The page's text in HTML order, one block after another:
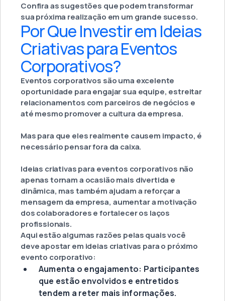
Confira as sugestões que podem transformar
sua próxima realização em um grande sucesso.
Por Que Investir em Ideias
Criativas para Eventos
Corporativos?
Eventos corporativos são uma excelente
oportunidade para engajar sua equipe, estreitar
relacionamentos com parceiros de negócios e
até mesmo promover a cultura da empresa.
Mas para que eles realmente causem impacto, é
necessário pensar fora da caixa.
Ideias criativas para eventos corporativos não
apenas tornam a ocasião mais divertida e
dinâmica, mas também ajudam a reforçar a
mensagem da empresa, aumentar a motivação
dos colaboradores e fortalecer os laços
profissionais.
Aqui estão algumas razões pelas quais você
deve apostar em ideias criativas para o próximo
evento corporativo:
Aumenta o engajamento: Participantes
que estão envolvidos e entretidos
tendem a reter mais informações.